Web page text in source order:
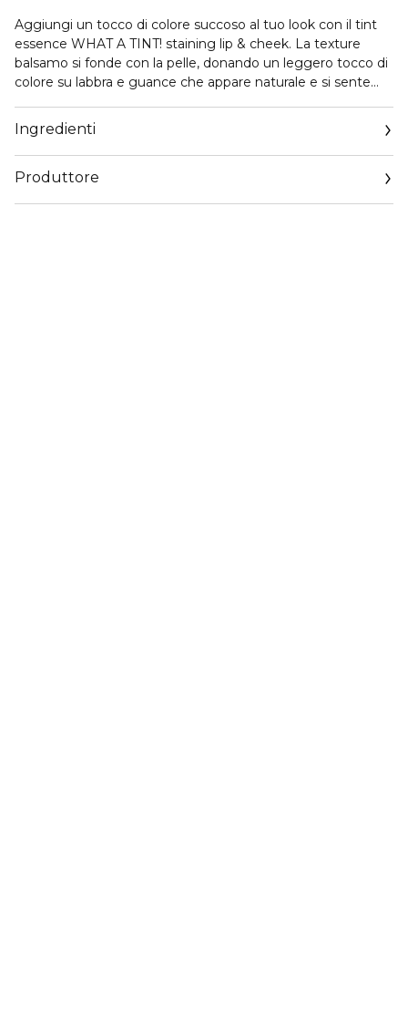
Aggiungi un tocco di colore succoso al tuo look con il tint
essence WHAT A TINT! staining lip & cheek. La texture
balsamo si fonde con la pelle, donando un leggero tocco di
colore su labbra e guance che appare naturale e si sente
sensazione rinfrescante durante l’applicazione, è un piacere
per tutti i sensi. Il pratico formato stick lo rende perfetto per
ritocchi veloci, donando un look fresco e naturalmente
radioso con effetto stain in pochi secondi.
Ingredienti
Produttore